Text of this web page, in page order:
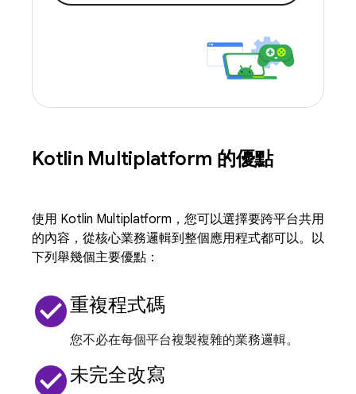
Kotlin Multiplatform 的優點
使用 Kotlin Multiplatform，您可以選擇要跨平台共用
的內容，從核心業務邏輯到整個應用程式都可以。以
下列舉幾個主要優點：
check_circle重複程式碼
您不必在每個平台複製複雜的業務邏輯。
check_circle未完全改寫